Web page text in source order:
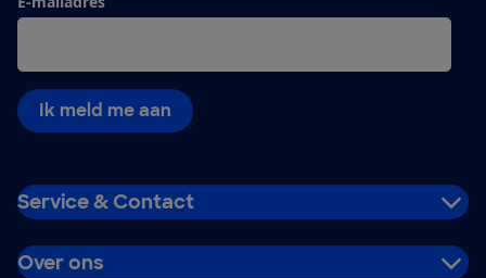
Ik meld me aan
Service & Contact
Over ons